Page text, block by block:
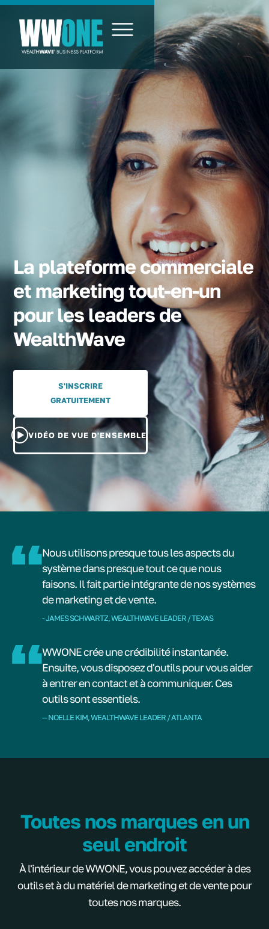
La plateforme commerciale
et marketing tout-en-un
pour les leaders de
WealthWave
S'INSCRIRE
GRATUITEMENT
VIDÉO DE VUE D'ENSEMBLE
Nous utilisons presque tous les aspects du
système dans presque tout ce que nous
faisons. Il fait partie intégrante de nos systèmes
de marketing et de vente.
- JAMES SCHWARTZ, WEALTHWAVE LEADER / TEXAS
WWONE crée une crédibilité instantanée.
Ensuite, vous disposez d'outils pour vous aider
à entrer en contact et à communiquer. Ces
outils sont essentiels.
-- NOELLE KIM, WEALTHWAVE LEADER / ATLANTA
Toutes nos marques en un
seul endroit
À l'intérieur de WWONE, vous pouvez accéder à des
outils et à du matériel de marketing et de vente pour
toutes nos marques.